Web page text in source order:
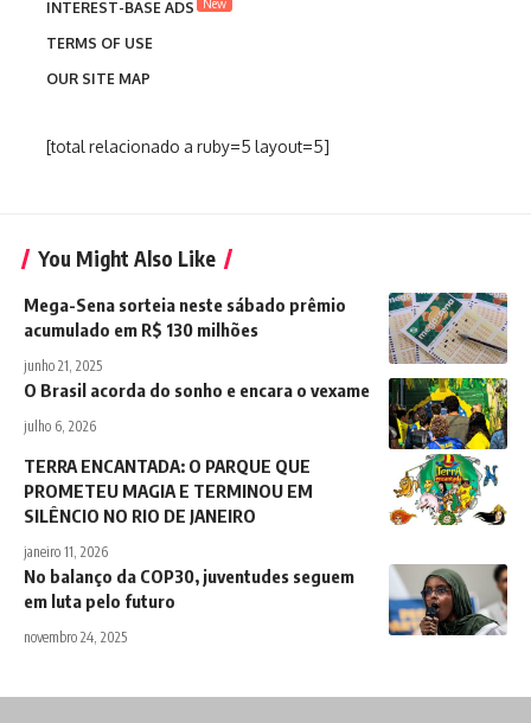
INTEREST-BASE ADS
New
TERMS OF USE
OUR SITE MAP
[total relacionado a ruby=5 layout=5]
You Might Also Like
Mega-Sena sorteia neste sábado prêmio
acumulado em R$ 130 milhões
junho 21, 2025
O Brasil acorda do sonho e encara o vexame
julho 6, 2026
TERRA ENCANTADA: O PARQUE QUE
PROMETEU MAGIA E TERMINOU EM
SILÊNCIO NO RIO DE JANEIRO
janeiro 11, 2026
No balanço da COP30, juventudes seguem
em luta pelo futuro
novembro 24, 2025